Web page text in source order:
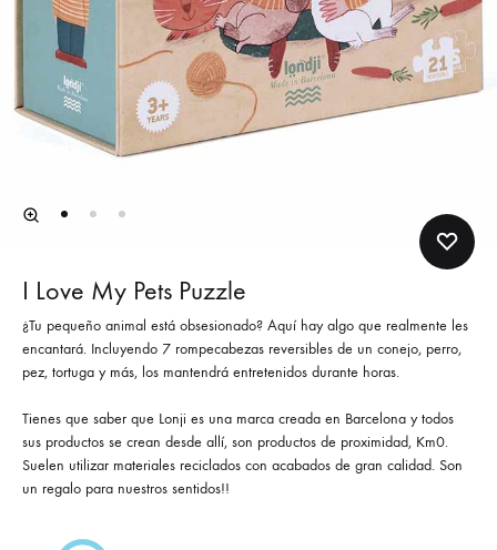
I Love My Pets Puzzle
¿Tu pequeño animal está obsesionado? Aquí hay algo que realmente les
encantará. Incluyendo 7 rompecabezas reversibles de un conejo, perro,
pez, tortuga y más, los mantendrá entretenidos durante horas.
Tienes que saber que Lonji es una marca creada en Barcelona y todos
sus productos se crean desde allí, son productos de proximidad, Km0.
Suelen utilizar materiales reciclados con acabados de gran calidad. Son
un regalo para nuestros sentidos!!